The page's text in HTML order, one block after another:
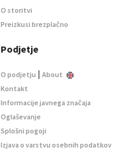
O storitvi
Preizkusi brezplačno
Podjetje
O podjetju | About
Kontakt
Informacije javnega značaja
Oglaševanje
Splošni pogoji
Izjava o varstvu osebnih podatkov